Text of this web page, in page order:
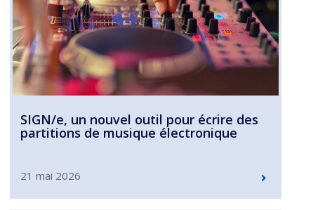
SIGN/e, un nouvel outil pour écrire des
partitions de musique électronique
21 mai 2026